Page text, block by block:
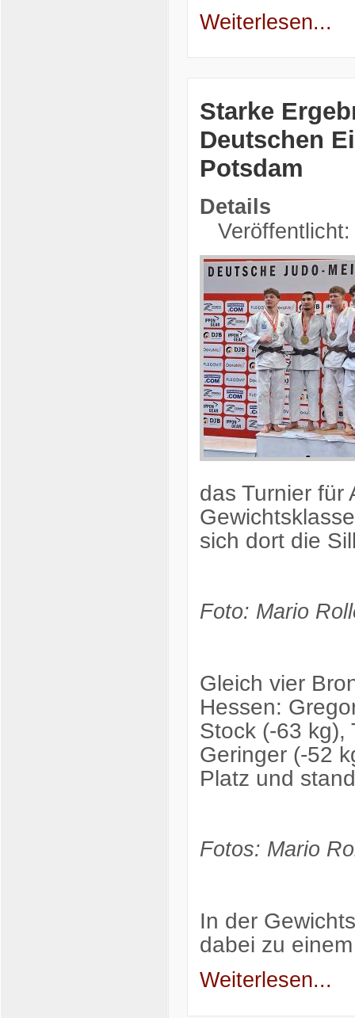
Weiterlesen...
Starke
Deutschen
Potsdam
Details
das Turnier für
sich dort die
Foto: Mario
Gleich vier
Hessen:
Stock (-63 kg),
Geringer (-52
Platz und
Fotos: Mario
In der
dabei zu
Weiterlesen...